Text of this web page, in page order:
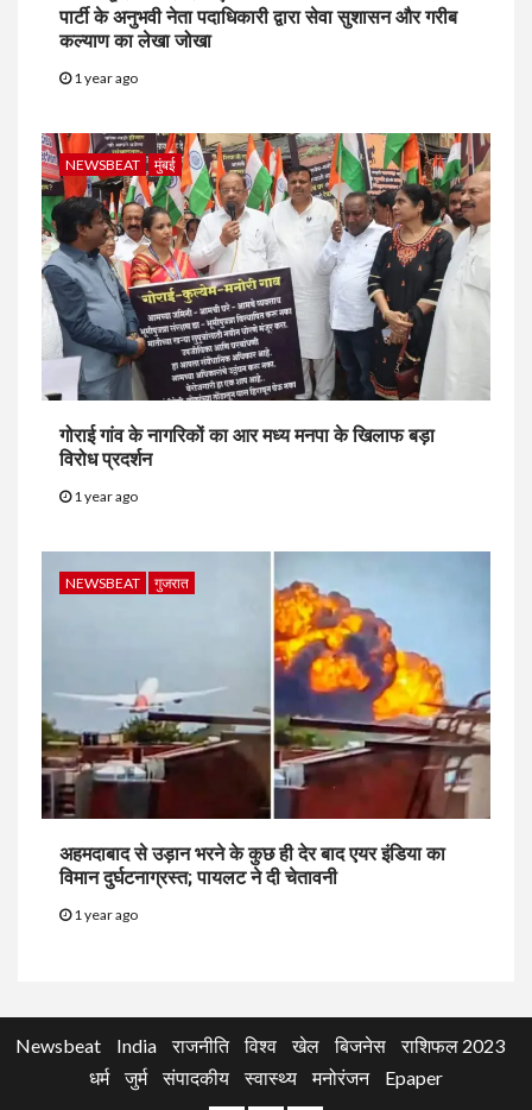
पार्टी के अनुभवी नेता पदाधिकारी द्वारा सेवा सुशासन और गरीब
कल्याण का लेखा जोखा
1 year ago
NEWSBEAT मुंबई
गोराई गांव के नागरिकों का आर मध्य मनपा के खिलाफ बड़ा
विरोध प्रदर्शन
1 year ago
NEWSBEAT गुजरात
अहमदाबाद से उड़ान भरने के कुछ ही देर बाद एयर इंडिया का
विमान दुर्घटनाग्रस्त; पायलट ने दी चेतावनी
1 year ago
Newsbeat India राजनीति विश्व खेल बिजनेस
राशिफल 2023
धर्म
जुर्म संपादकीय स्वास्थ्य मनोरंजन Epaper